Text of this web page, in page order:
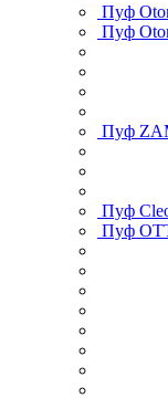
Пуф
Пуф
Пуф
Пуф
Пуф